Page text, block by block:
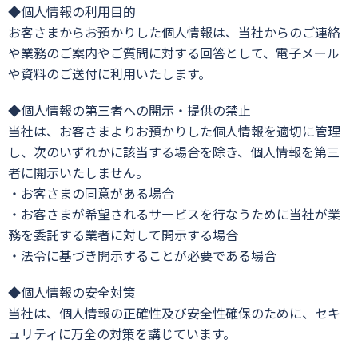
◆個人情報の利用目的
お客さまからお預かりした個人情報は、当社からのご連絡
や業務のご案内やご質問に対する回答として、電子メール
や資料のご送付に利用いたします。
◆個人情報の第三者への開示・提供の禁止
当社は、お客さまよりお預かりした個人情報を適切に管理
し、次のいずれかに該当する場合を除き、個人情報を第三
者に開示いたしません。
・お客さまの同意がある場合
・お客さまが希望されるサービスを行なうために当社が業
務を委託する業者に対して開示する場合
・法令に基づき開示することが必要である場合
◆個人情報の安全対策
当社は、個人情報の正確性及び安全性確保のために、セキ
ュリティに万全の対策を講じています。